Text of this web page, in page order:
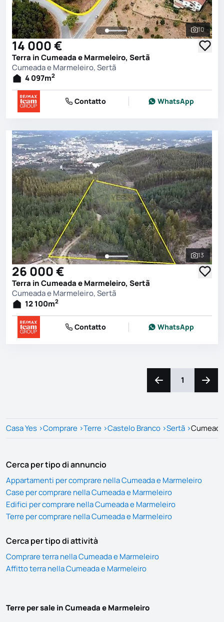
Vedi
10
14 000 €
Terra in Cumeada e Marmeleiro, Sertã
Cumeada e Marmeleiro, Sertã
4 097m2
Contatto WhatsApp
Vedi
13
26 000 €
Terra in Cumeada e Marmeleiro, Sertã
Cumeada e Marmeleiro, Sertã
12 100m2
Contatto WhatsApp
Naviga a sinistra
1
Casa Yes >Comprare >Terre >Castelo Branco >Sertã >
Cerca per tipo di annuncio
Appartamenti per comprare nella Cumeada e Marmeleiro
Case per comprare nella Cumeada e Marmeleiro
Edifici per comprare nella Cumeada e Marmeleiro
Terre per comprare nella Cumeada e Marmeleiro
Cerca per tipo di attività
Comprare terra nella Cumeada e Marmeleiro
Affitto terra nella Cumeada e Marmeleiro
Terre per sale in Cumeada e Marmeleiro